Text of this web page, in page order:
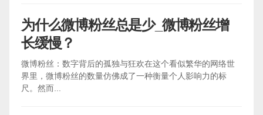
为什么微博粉丝总是少_微博粉丝增
长缓慢？
微博粉丝：数字背后的孤独与狂欢在这个看似繁华的网络世
界里，微博粉丝的数量仿佛成了一种衡量个人影响力的标
尺。然而...